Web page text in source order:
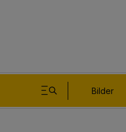
Bilder